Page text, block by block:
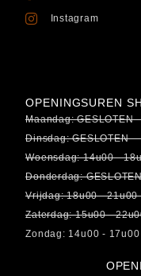
Instagram
OPENINGSUREN
Maandag: GESLOTEN
Dinsdag: GESLOTEN
Woensdag: 14u00 -
Donderdag:
Vrijdag: 18u00 - 21u00
Zaterdag: 15u00 -
Zondag: 14u00 - 17u00